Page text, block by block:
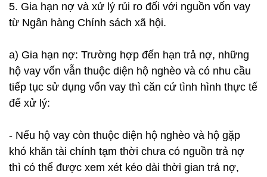
5. Gia hạn nợ và xử lý rủi ro đối với nguồn vốn vay
từ Ngân hàng Chính sách xã hội.
a) Gia hạn nợ: Trường hợp đến hạn trả nợ, những
hộ vay vốn vẫn thuộc diện hộ nghèo và có nhu cầu
tiếp tục sử dụng vốn vay thì căn cứ tình hình thực tế
để xử lý:
- Nếu hộ vay còn thuộc diện hộ nghèo và hộ gặp
khó khăn tài chính tạm thời chưa có nguồn trả nợ
thì có thể được xem xét kéo dài thời gian trả nợ,